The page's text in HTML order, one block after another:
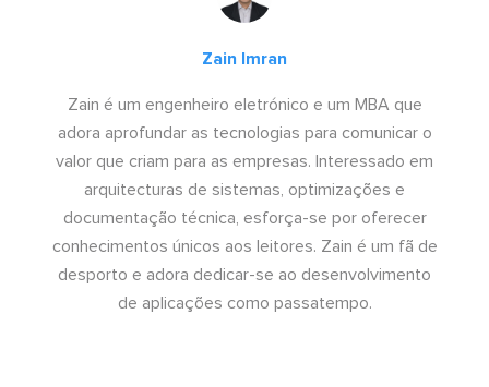
Zain Imran
Zain é um engenheiro eletrónico e um MBA que
adora aprofundar as tecnologias para comunicar o
valor que criam para as empresas. Interessado em
arquitecturas de sistemas, optimizações e
documentação técnica, esforça-se por oferecer
conhecimentos únicos aos leitores. Zain é um fã de
desporto e adora dedicar-se ao desenvolvimento
de aplicações como passatempo.